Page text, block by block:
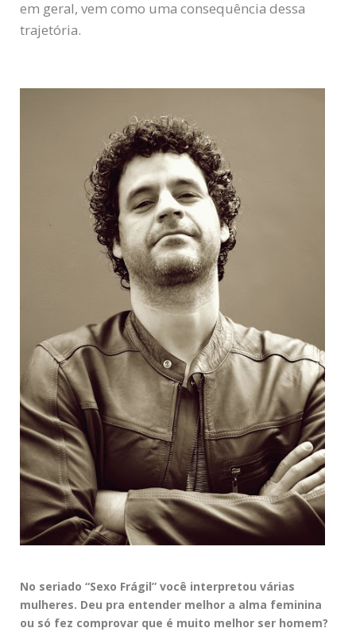
em geral, vem como uma consequência dessa
trajetória.
No seriado “Sexo Frágil” você interpretou várias
mulheres. Deu pra entender melhor a alma feminina
ou só fez comprovar que é muito melhor ser homem?